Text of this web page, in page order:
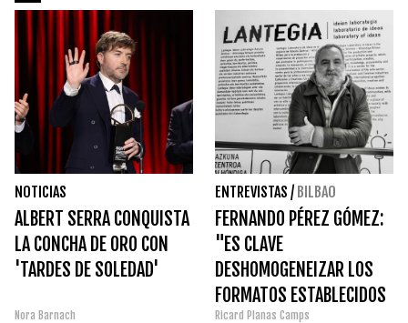
NOTICIAS
ALBERT SERRA CONQUISTA
LA CONCHA DE ORO CON
'TARDES DE SOLEDAD'
Nora Barnach
ENTREVISTAS / BILBAO
FERNANDO PÉREZ GÓMEZ:
"ES CLAVE
DESHOMOGENEIZAR LOS
FORMATOS ESTABLECIDOS
Ricard Planas Camps